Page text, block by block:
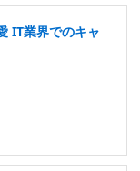
IT業界でのキャ